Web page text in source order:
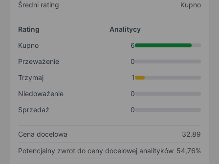
Średni rating Kupno
Rating
Analitycy
Kupno
6
Przeważenie
0
Trzymaj
1
Niedoważenie
0
Sprzedaż
0
Cena docelowa
32,89
Potencjalny zwrot do ceny docelowej analityków 54,76%